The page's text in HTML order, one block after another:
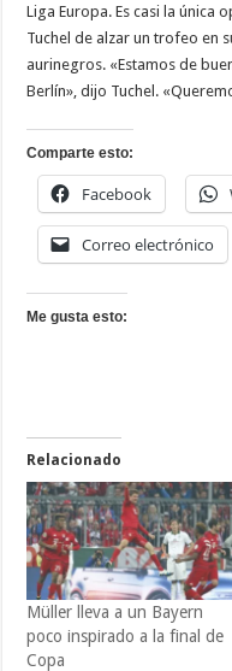
Liga Europa. Es casi la única
Tuchel de alzar un trofeo en
aurinegros. «Estamos de
Berlín», dijo Tuchel.
Comparte esto:
Facebook
Correo electrónico
Me gusta esto:
Relacionado
Müller lleva a un Bayern
poco inspirado a la final de
Copa